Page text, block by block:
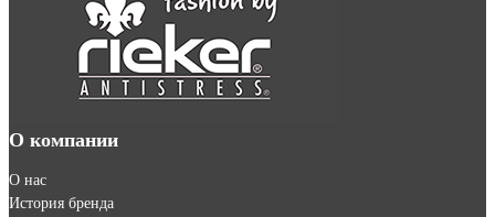
О компании
О нас
История бренда